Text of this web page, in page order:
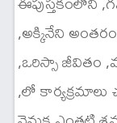
,అక్కినేని
,ఒరిస్సా జీవితం
,లో